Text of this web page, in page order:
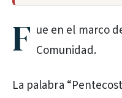
F ue en el marco
Comunidad.
La palabra